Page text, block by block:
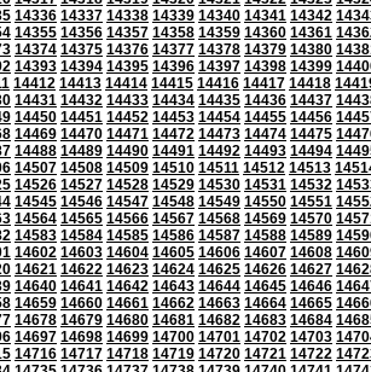
14336 14337 14338 14339 14340 14341 14342
14355 14356 14357 14358 14359 14360 14361
14374 14375 14376 14377 14378 14379 14380
14393 14394 14395 14396 14397 14398 14399
14412 14413 14414 14415 14416 14417 14418
14431 14432 14433 14434 14435 14436 14437
14450 14451 14452 14453 14454 14455 14456
14469 14470 14471 14472 14473 14474 14475
14488 14489 14490 14491 14492 14493 14494
14507 14508 14509 14510 14511 14512 14513
14526 14527 14528 14529 14530 14531 14532
14545 14546 14547 14548 14549 14550 14551
14564 14565 14566 14567 14568 14569 14570
14583 14584 14585 14586 14587 14588 14589
14602 14603 14604 14605 14606 14607 14608
14621 14622 14623 14624 14625 14626 14627
14640 14641 14642 14643 14644 14645 14646
14659 14660 14661 14662 14663 14664 14665
14678 14679 14680 14681 14682 14683 14684
14697 14698 14699 14700 14701 14702 14703
14716 14717 14718 14719 14720 14721 14722